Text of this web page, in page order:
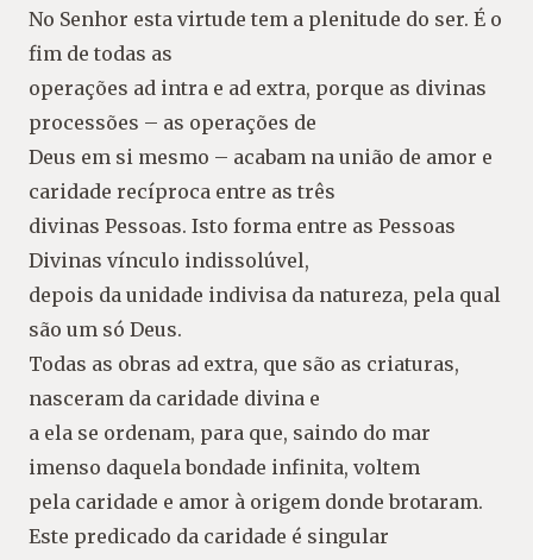
No Senhor esta virtude tem a plenitude do ser. É o
fim de todas as
operações ad intra e ad extra, porque as divinas
processões – as operações de
Deus em si mesmo – acabam na união de amor e
caridade recíproca entre as três
divinas Pessoas. Isto forma entre as Pessoas
Divinas vínculo indissolúvel,
depois da unidade indivisa da natureza, pela qual
são um só Deus.
Todas as obras ad extra, que são as criaturas,
nasceram da caridade divina e
a ela se ordenam, para que, saindo do mar
imenso daquela bondade infinita, voltem
pela caridade e amor à origem donde brotaram.
Este predicado da caridade é singular